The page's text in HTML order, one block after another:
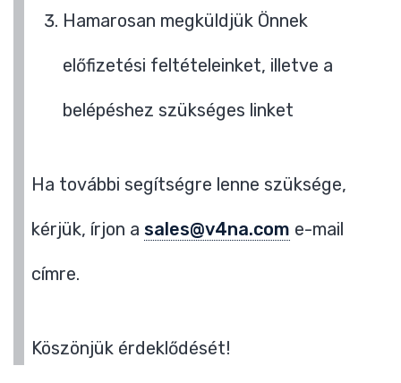
Hamarosan megküldjük Önnek
előfizetési feltételeinket, illetve a
belépéshez szükséges linket
Ha további segítségre lenne szüksége,
kérjük, írjon a sales@v4na.com e-mail
címre.
Köszönjük érdeklődését!